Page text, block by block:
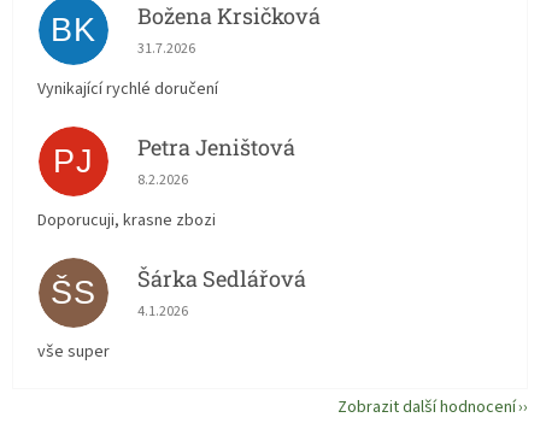
BK Božena Krsičková
Hodnocení obchodu je 5 z 5 hvězdiček.
31.7.2026
Vynikající rychlé doručení
PJ Petra Jeništová
Hodnocení obchodu je 5 z 5 hvězdiček.
8.2.2026
Doporucuji, krasne zbozi
ŠS Šárka Sedlářová
Hodnocení obchodu je 5 z 5 hvězdiček.
4.1.2026
vše super
Zobrazit další hodnocení